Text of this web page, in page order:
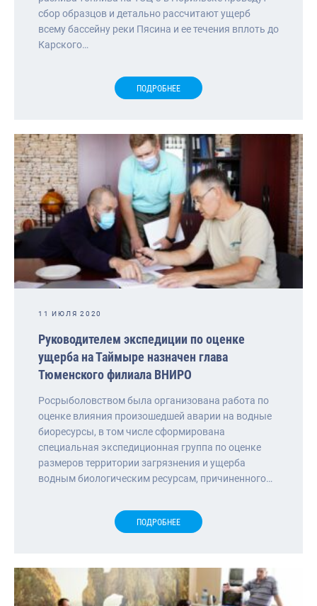
сбор образцов и детально рассчитают ущерб
всему бассейну реки Пясина и ее течения вплоть до
Карского…
ПОДРОБНЕЕ
11 ИЮЛЯ 2020
Руководителем экспедиции по оценке
ущерба на Таймыре назначен глава
Тюменского филиала ВНИРО
Росрыболовством была организована работа по
оценке влияния произошедшей аварии на водные
биоресурсы, в том числе сформирована
специальная экспедиционная группа по оценке
размеров территории загрязнения и ущерба
водным биологическим ресурсам, причиненного…
ПОДРОБНЕЕ